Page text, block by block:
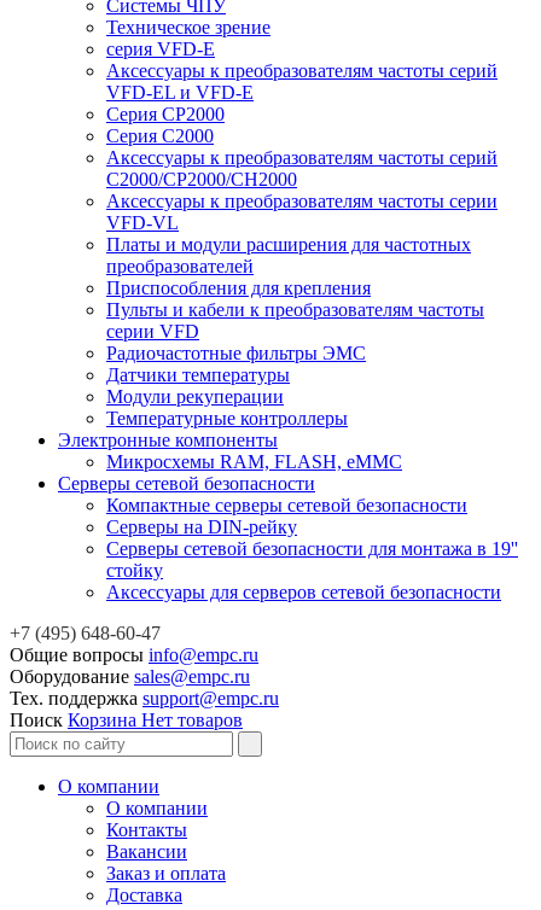
Системы ЧПУ
Техническое зрение
серия VFD-E
Аксессуары к преобразователям частоты серий
VFD-EL и VFD-E
Серия CP2000
Серия C2000
Аксессуары к преобразователям частоты серий
С2000/CP2000/CH2000
Аксессуары к преобразователям частоты серии
VFD-VL
Платы и модули расширения для частотных
преобразователей
Приспособления для крепления
Пульты и кабели к преобразователям частоты
серии VFD
Радиочастотные фильтры ЭМС
Датчики температуры
Модули рекуперации
Температурные контроллеры
Электронные компоненты
Микросхемы RAM, FLASH, eMMC
Серверы сетевой безопасности
Компактные серверы сетевой безопасности
Серверы на DIN-рейку
Серверы сетевой безопасности для монтажа в 19''
стойку
Аксессуары для серверов сетевой безопасности
+7 (495) 648-60-47
Общие вопросы info@empc.ru
Оборудование sales@empc.ru
Тех. поддержка support@empc.ru
Поиск Корзина Нет товаров
О компании
О компании
Контакты
Вакансии
Заказ и оплата
Доставка